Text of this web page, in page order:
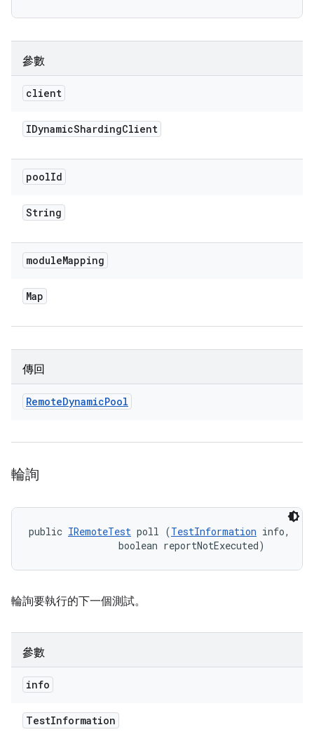
參數
client
IDynamicShardingClient
poolId
String
moduleMapping
Map
傳回
RemoteDynamicPool
輪詢
public IRemoteTest poll (TestInformation info,
                boolean reportNotExecuted)
輪詢要執行的下一個測試。
參數
info
TestInformation